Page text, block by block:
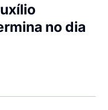
no dia